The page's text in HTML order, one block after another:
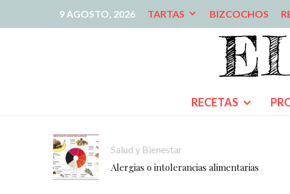
9 AGOSTO, 2026 TARTAS BIZCOCHOS
RECETAS
Salud y Bienestar
Alergias o intolerancias alimentarias